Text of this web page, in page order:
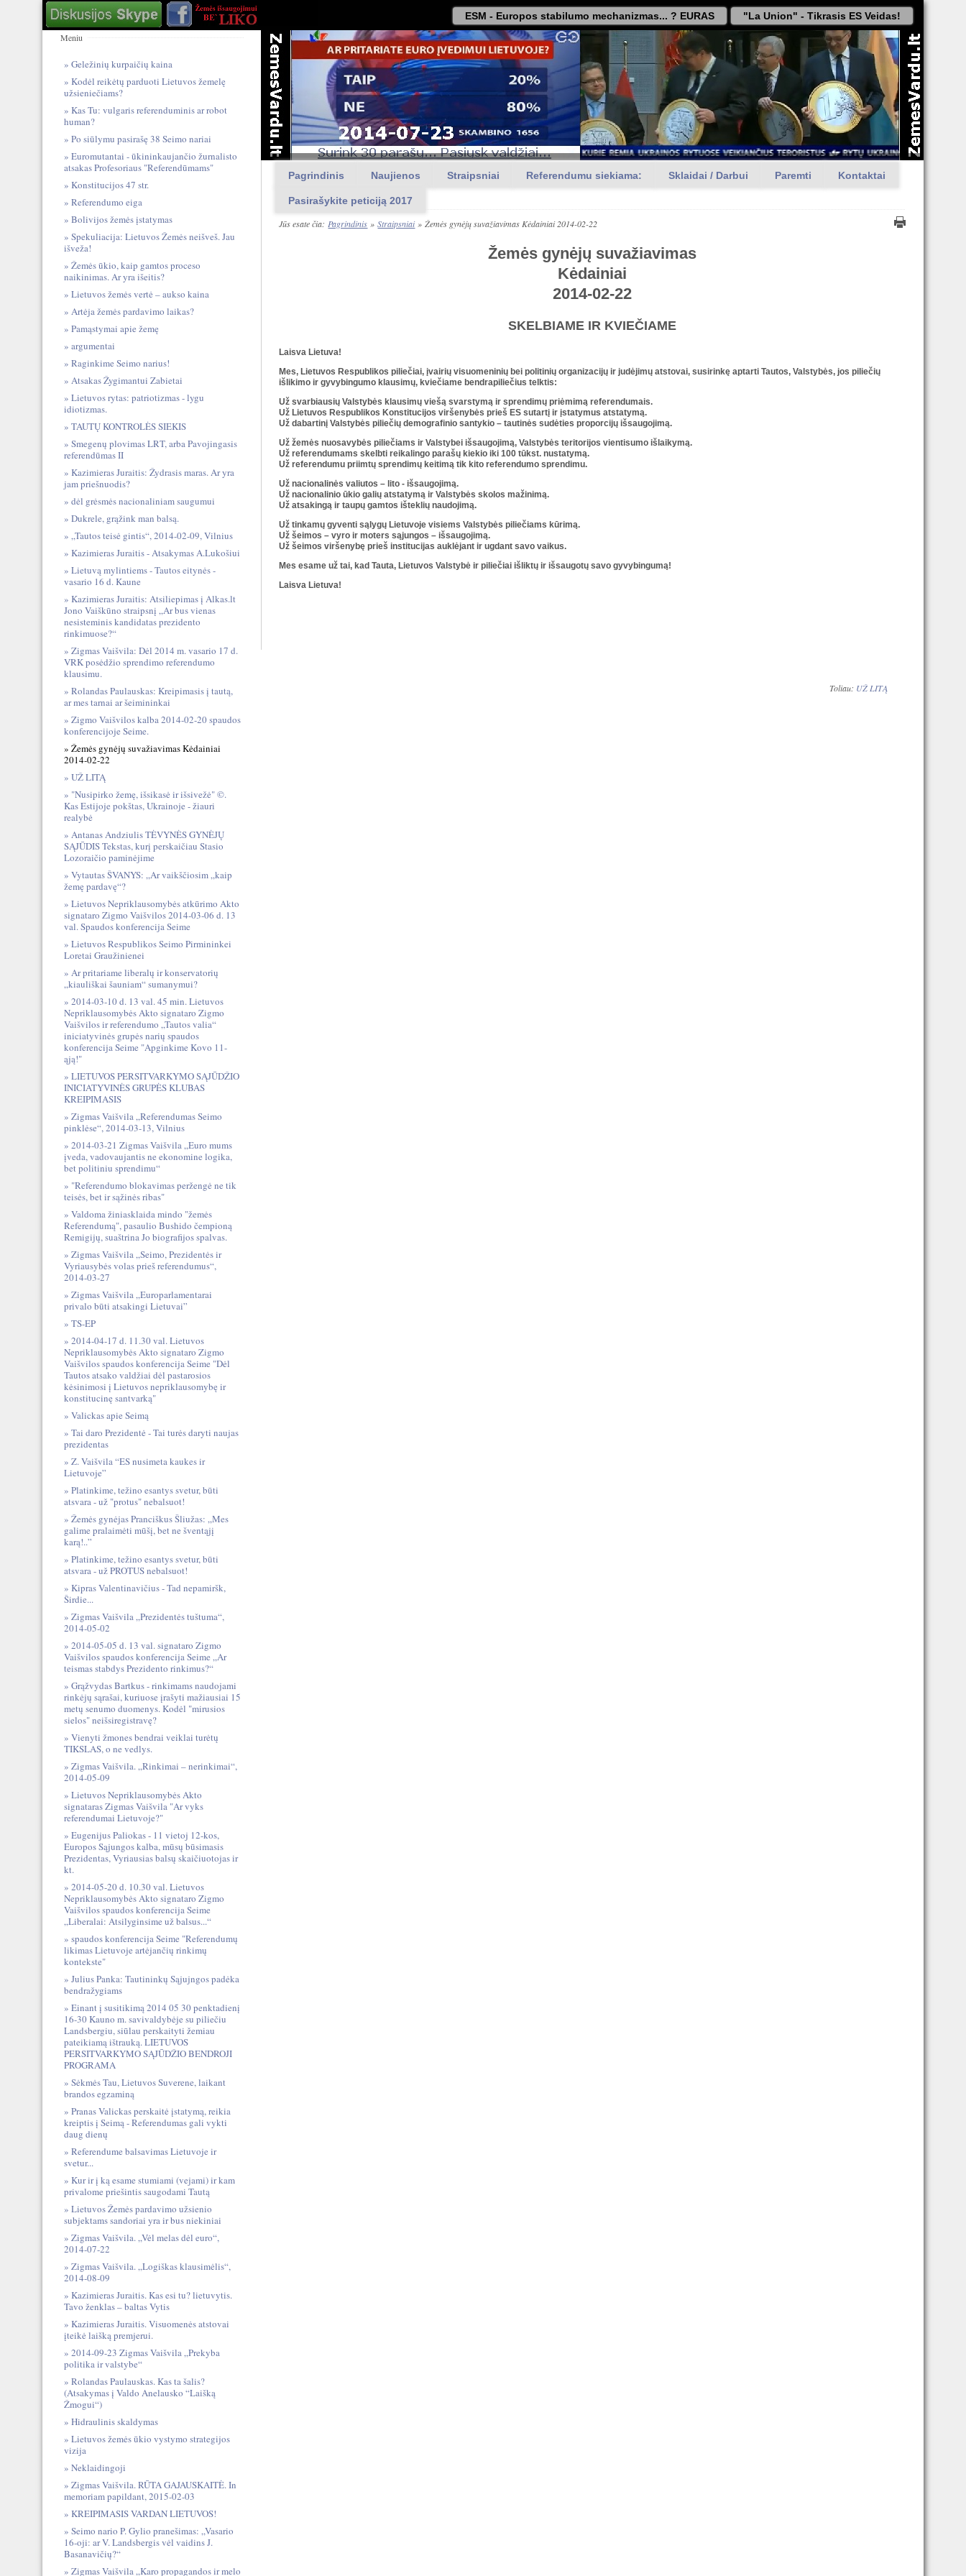
ESM - Europos stabilumo mechanizmas... ? EURAS "La Union" - Tikrasis ES Veidas!
Pagrindinis Naujienos Straipsniai Referendumu siekiama: Sklaidai / Darbui Paremti Kontaktai
Pasirašykite peticiją 2017
Jūs esate čia: Pagrindinis »Straipsniai » Žemės gynėjų suvažiavimas Kėdainiai 2014-02-22
Žemės gynėjų suvažiavimas
Kėdainiai
2014-02-22
SKELBIAME IR KVIEČIAME
Laisva Lietuva!
Mes, Lietuvos Respublikos piliečiai, įvairių visuomeninių bei politinių organizacijų ir judėjimų atstovai, susirinkę aptarti Tautos, Valstybės, jos piliečių
išlikimo ir gyvybingumo klausimų, kviečiame bendrapiliečius telktis:
Už svarbiausių Valstybės klausimų viešą svarstymą ir sprendimų priėmimą referendumais.
Už Lietuvos Respublikos Konstitucijos viršenybės prieš ES sutartį ir įstatymus atstatymą.
Už dabartinį Valstybės piliečių demografinio santykio – tautinės sudėties proporcijų išsaugojimą.
Už žemės nuosavybės piliečiams ir Valstybei išsaugojimą, Valstybės teritorijos vientisumo išlaikymą.
Už referendumams skelbti reikalingo parašų kiekio iki 100 tūkst. nustatymą.
Už referendumu priimtų sprendimų keitimą tik kito referendumo sprendimu.
Už nacionalinės valiutos – lito - išsaugojimą.
Už nacionalinio ūkio galių atstatymą ir Valstybės skolos mažinimą.
Už atsakingą ir taupų gamtos išteklių naudojimą.
Už tinkamų gyventi sąlygų Lietuvoje visiems Valstybės piliečiams kūrimą.
Už šeimos – vyro ir moters sąjungos – išsaugojimą.
Už šeimos viršenybę prieš institucijas auklėjant ir ugdant savo vaikus.
Mes esame už tai, kad Tauta, Lietuvos Valstybė ir piliečiai išliktų ir išsaugotų savo gyvybingumą!
Laisva Lietuva!
Meniu
Geležinių kurpaičių kaina
Kodėl reikėtų parduoti Lietuvos žemelę
užsieniečiams?
Kas Tu: vulgari​s referendum​inis ar robot
human?
Po siūlymu pasirašę 38 Seimo nariai
Euromutantai - ūkininkaujančio žurnalisto
atsakas Profesoriaus "Referendūmams"
Konstitucijos 47 str.
Referendumo eiga
Bolivijos žemės įstatymas
Spekuliacija: Lietuvos Žemės neišveš. Jau
išveža!
Žemės ūkio, kaip gamtos proceso
naikinimas. Ar yra išeitis?
Lietuvos žemės vertė – aukso kaina
Artėja žemės pardavimo laikas?
Pamąstymai apie žemę
argumentai
Raginkime Seimo narius!
Atsakas Žygimantui Zabietai
Lietuvos rytas: patriotizmas - lygu
idiotizmas.
TAUTŲ KONTROLĖS SIEKIS
Smegenų plovimas LRT, arba Pavojingasis
referendūmas II
Kazimieras Juraitis: Žydrasis maras. Ar yra
jam priešnuodis?
dėl grėsmės nacionaliniam saugumui
Dukrele, grąžink man balsą.
„Tautos teisė gintis“, 2014-02-09, Vilnius
Kazimieras Juraitis - Atsakymas A.Lukošiui
Lietuvą mylintiems - Tautos eitynės -
vasario 16 d. Kaune
Kazimieras Juraitis: Atsiliepimas į Alkas.lt
Jono Vaiškūno straipsnį „Ar bus vienas
nesisteminis kandidatas prezidento
rinkimuose?“
Zigmas Vaišvila: Dėl 2014 m. vasario 17 d.
VRK posėdžio sprendimo referendumo
klausimu.
Rolandas Paulauskas: Kreipimasis į tautą,
ar mes tarnai ar šeimininkai
Zigmo Vaišvilos kalba 2014-02-20 spaudos
konferencijoje Seime.
Žemės gynėjų suvažiavimas Kėdainiai
2014-02-22
UŽ LITĄ
"Nusipirko žemę, išsikasė ir išsivežė" ©.
Kas Estijoje pokštas, Ukrainoje - žiauri
realybė
Antanas Andziulis TĖVYNĖS GYNĖJŲ
SĄJŪDIS Tekstas, kurį perskaičiau Stasio
Lozoraičio paminėjime
Vytautas ŠVANYS: „Ar vaikščiosim „kaip
žemę pardavę“?
Lietuvos Nepriklausomybės atkūrimo Akto
signataro Zigmo Vaišvilos 2014-03-06 d. 13
val. Spaudos konferencija Seime
Lietuvos Respublikos Seimo Pirmininkei
Loretai Graužinienei
Ar pritariame liberalų ir konservatorių
„kiauliškai šauniam“ sumanymui?
2014-03-10 d. 13 val. 45 min. Lietuvos
Nepriklausomybės Akto signataro Zigmo
Vaišvilos ir referendumo „Tautos valia“
iniciatyvinės grupės narių spaudos
konferencija Seime "Apginkime Kovo 11-
ąją!"
LIETUVOS PERSITVARKYMO SĄJŪDŽIO
INICIATYVINĖS GRUPĖS KLUBAS
KREIPIMASIS
Zigmas Vaišvila „Referendumas Seimo
pinklėse“, 2014-03-13, Vilnius
2014-03-21 Zigmas Vaišvila „Euro mums
įveda, vadovaujantis ne ekonomine logika,
bet politiniu sprendimu“
"Referendumo blokavimas peržengė ne tik
teisės, bet ir sąžinės ribas"
Valdoma žiniasklaida mindo "žemės
Referendumą", pasaulio Bushido čempioną
Remigijų, suaštrina Jo biografijos spalvas.
Zigmas Vaišvila „Seimo, Prezidentės ir
Vyriausybės volas prieš referendumus“,
2014-03-27
Zigmas Vaišvila „Europarlamentarai
privalo būti atsakingi Lietuvai”
TS-EP
2014-04-17 d. 11.30 val. Lietuvos
Nepriklausomybės Akto signataro Zigmo
Vaišvilos spaudos konferencija Seime "Dėl
Tautos atsako valdžiai dėl pastarosios
kėsinimosi į Lietuvos nepriklausomybę ir
konstitucinę santvarką"
Valickas apie Seimą
Tai daro Prezidentė - Tai turės daryti naujas
prezidentas
Z. Vaišvila “ES nusimeta kaukes ir
Lietuvoje”
Platinkime, težino esantys svetur, būti
atsvara - už "protus" nebalsuot!
Žemės gynėjas Pranciškus Šliužas: „Mes
galime pralaimėti mūšį, bet ne šventąjį
karą!..”
Platinkime, težino esantys svetur, būti
atsvara - už PROTUS nebalsuot!
Kipras Valentinavičius - Tad nepamiršk,
Širdie...
Zigmas Vaišvila „Prezidentės tuštuma“,
2014-05-02
2014-05-05 d. 13 val. signataro Zigmo
Vaišvilos spaudos konferencija Seime „Ar
teismas stabdys Prezidento rinkimus?“
Grąžvydas Bartkus - rinkimams naudojami
rinkėjų sąrašai, kuriuose įrašyti mažiausiai 15
metų senumo duomenys. Kodėl "mirusios
sielos" neišsiregistravę?
Vienyti žmones bendrai veiklai turėtų
TIKSLAS, o ne vedlys.
Zigmas Vaišvila. „Rinkimai – nerinkimai“,
2014-05-09
Lietuvos Nepriklausomybės Akto
signataras Zigmas Vaišvila "Ar vyks
referendumai Lietuvoje?"
Eugenijus Paliokas - 11 vietoj 12-kos,
Europos Sąjungos kalba, mūsų būsimasis
Prezidentas, Vyriausias balsų skaičiuotojas ir
kt.
2014-05-20 d. 10.30 val. Lietuvos
Nepriklausomybės Akto signataro Zigmo
Vaišvilos spaudos konferencija Seime
„Liberalai: Atsilyginsime už balsus...“
spaudos konferencija Seime "Referendumų
likimas Lietuvoje artėjančių rinkimų
kontekste"
Julius Panka: Tautininkų Sąjujngos padėka
bendražygiams
Einant į susitikimą 2014 05 30 penktadienį
16-30 Kauno m. savivaldybėje su piliečiu
Landsbergiu, siūlau perskaityti žemiau
pateikiamą ištrauką. LIETUVOS
PERSITVARKYMO SĄJŪDŽIO BENDROJI
PROGRAMA
Sėkmės Tau, Lietuvos Suverene, laikant
brandos egzaminą
Pranas Valickas perskaitė įstatymą, reikia
kreiptis į Seimą - Referendumas gali vykti
daug dienų
Referendume balsavimas Lietuvoje ir
svetur...
Kur ir į ką esame stumiami (vejami) ir kam
privalome priešintis saugodami Tautą
Lietuvos Žemės pardavimo užsienio
subjektams sandoriai yra ir bus niekiniai
Zigmas Vaišvila. „Vėl melas dėl euro“,
2014-07-22
Zigmas Vaišvila. „Logiškas klausimėlis“,
2014-08-09
Kazimieras Juraitis. Kas esi tu? lietuvytis.
Tavo ženklas – baltas Vytis
Kazimieras Juraitis. Visuomenės atstovai
įteikė laišką premjerui.
2014-09-23 Zigmas Vaišvila „Prekyba
politika ir valstybe“
Rolandas Paulauskas. Kas ta šalis?
(Atsakymas į Valdo Anelausko “Laišką
Žmogui“)
Hidraulinis skaldymas
Lietuvos žemės ūkio vystymo strategijos
vizija
Neklaidingoji
Zigmas Vaišvila. RŪTA GAJAUSKAITĖ. In
memoriam papildant, 2015-02-03
KREIPIMASIS VARDAN LIETUVOS!
Seimo nario P. Gylio pranešimas: „Vasario
16-oji: ar V. Landsbergis vėl vaidins J.
Basanavičių?“
Zigmas Vaišvila „Karo propagandos ir melo
Toliau: UŽ LITĄ